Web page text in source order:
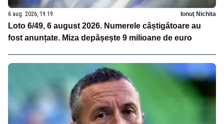
6 aug. 2026, 19:19 Ionuț Nichita
Loto 6/49, 6 august 2026. Numerele câștigătoare au
fost anunțate. Miza depășește 9 milioane de euro